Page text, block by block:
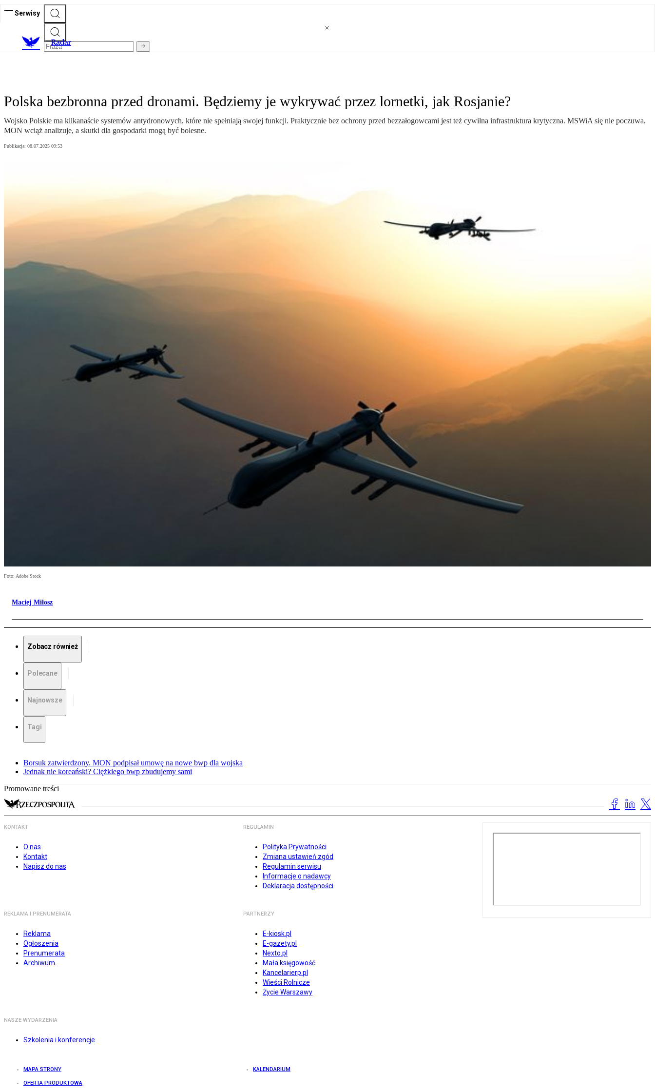
Serwisy
Radar
Polska bezbronna przed dronami. Będziemy je wykrywać przez lornetki, jak Rosjanie?
Wojsko Polskie ma kilkanaście systemów antydronowych, które nie spełniają swojej funkcji. Praktycznie bez ochrony przed bezzałogowcami jest też cywilna infrastruktura krytyczna. MSWiA się nie poczuwa,
MON wciąż analizuje, a skutki dla gospodarki mogą być bolesne.
Publikacja: 08.07.2025 09:53
Foto: Adobe Stock
Maciej Miłosz
Zobacz również
Polecane
Najnowsze
Tagi
Borsuk zatwierdzony. MON podpisał umowę na nowe bwp dla wojska
Jednak nie koreański? Ciężkiego bwp zbudujemy sami
Promowane treści
KONTAKT
O nas
Kontakt
Napisz do nas
REGULAMIN
Polityka Prywatności
Zmiana ustawień zgód
Regulamin serwisu
Informacje o nadawcy
Deklaracja dostępności
REKLAMA I PRENUMERATA
Reklama
Ogłoszenia
Prenumerata
Archiwum
PARTNERZY
E-kiosk.pl
E-gazety.pl
Nexto.pl
Mała księgowość
Kancelarierp.pl
Wieści Rolnicze
Życie Warszawy
NASZE WYDARZENIA
Szkolenia i konferencje
MAPA STRONY KALENDARIUM
OFERTA PRODUKTOWA